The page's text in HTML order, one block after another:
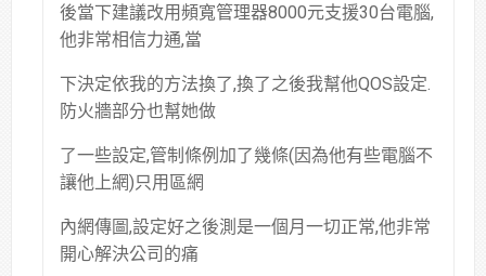
後當下建議改用頻寬管理器8000元支援30台電腦,
他非常相信力通,當
下決定依我的方法換了,換了之後我幫他QOS設定.
防火牆部分也幫她做
了一些設定,管制條例加了幾條(因為他有些電腦不
讓他上網)只用區網
內網傳圖,設定好之後測是一個月一切正常,他非常
開心解決公司的痛